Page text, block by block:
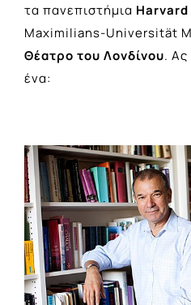
τα πανεπιστήμια Harvard
Maximilians-Universität
Θέατρο του Λονδίνου.
ένα: